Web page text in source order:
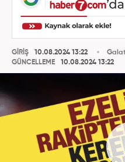
GİRİŞ
10.08.2024 13:22
GÜNCELLEME
10.08.2024 13:22